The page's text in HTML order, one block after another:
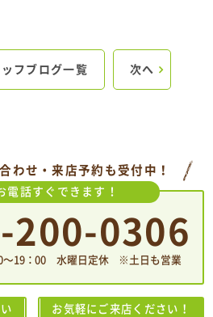
ッフブログ一覧 次へ
わせ・来店予約も受付中！
電話すぐできます！
200-0306
〜19：00 水曜日定休 ※土日も営業
お気軽にご来店ください！